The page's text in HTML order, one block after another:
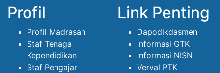
Profil
Profil Madrasah
Staf Tenaga
Kependidikan
Staf Pengajar
Link Penting
Dapodikdasmen
Informasi GTK
Informasi NISN
Verval PTK